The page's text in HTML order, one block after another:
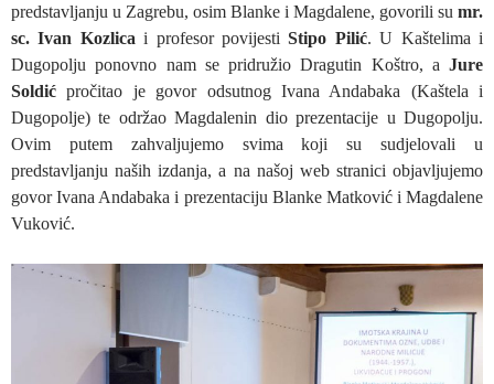
predstavljanju u Zagrebu, osim Blanke i Magdalene, govorili su mr.
sc. Ivan Kozlica i profesor povijestiStipo Pilić. U Kaštelima i
Dugopolju ponovno nam se pridružio Dragutin Koštro, a Jure
Soldić pročitao je govor odsutnog Ivana Andabaka (Kaštela i
Dugopolje) te održao Magdalenin dio prezentacije u Dugopolju.
Ovim putem zahvaljujemo svima koji su sudjelovali u
predstavljanju naših izdanja, a na našoj web stranici objavljujemo
govor Ivana Andabaka i prezentaciju Blanke Matković i Magdalene
Vuković.